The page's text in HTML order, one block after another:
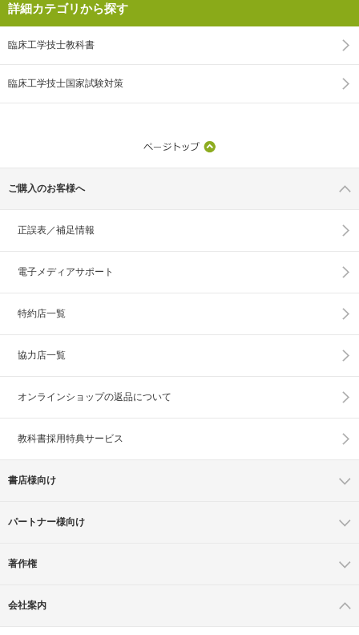
詳細カテゴリから探す
臨床工学技士教科書
臨床工学技士国家試験対策
ご購入のお客様へ
正誤表／補足情報
電子メディアサポート
特約店一覧
協力店一覧
オンラインショップの返品について
教科書採用特典サービス
書店様向け
パートナー様向け
著作権
会社案内